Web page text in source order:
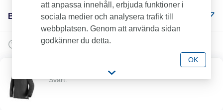
Blåkläder (17)
Svart.
att anpassa innehåll, erbjuda funktioner i
sociala medier och analysera trafik till
webbplatsen. Genom att använda sidan
godkänner du detta.
OK